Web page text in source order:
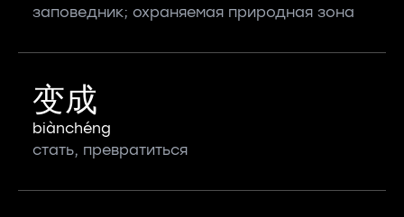
заповедник; охраняемая природная зона
变成
biànchéng
стать, превратиться